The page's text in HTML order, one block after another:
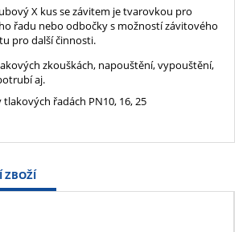
X kus se závitem je tvarovkou pro
řadu nebo odbočky s možností závitového
pro další činnosti.
zkouškách, napouštění, vypouštění,
aj.
řadách PN10, 16, 25
ZBOŽÍ